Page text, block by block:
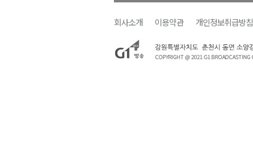
회사소개 이용약관 개인정보취급방침